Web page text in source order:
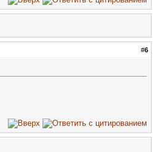
#6